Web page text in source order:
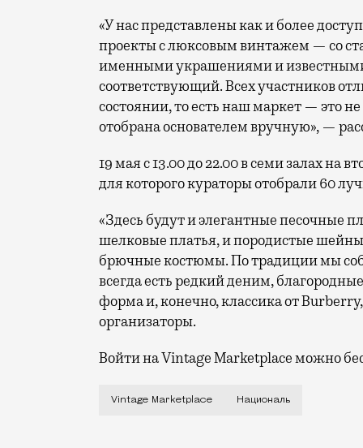
«У нас представлены как и более
проекты с люксовым винтажем — со
именными украшениями и
соответствующий. Всех участников
состоянии, то есть наш маркет — это
отобрана основателем вручную», —
19 мая с 13.00 до 22.00 в семи залах
для которого кураторы отобрали 60
«Здесь будут и элегантные песочные
шелковые платья, и породистые
брючные костюмы. По традиции мы
всегда есть редкий деним,
форма и, конечно, классика от
организаторы.
Войти на Vintage Marketplace можно
Конечно, это не простая блошка, на
Vintage Marketplace Националь